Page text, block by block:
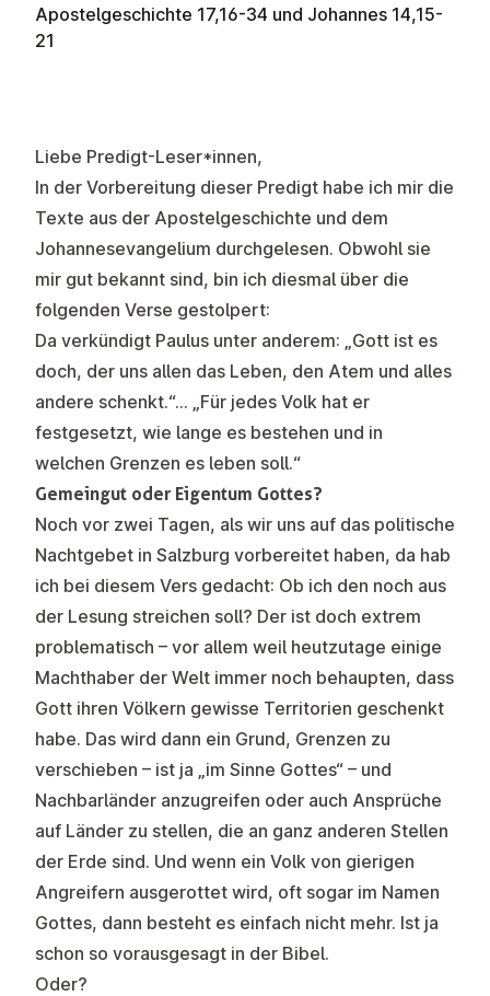
Apostelgeschichte 17,16-34 und Johannes 14,15-
21
Liebe Predigt-Leser*innen,
In der Vorbereitung dieser Predigt habe ich mir die
Texte aus der Apostelgeschichte und dem
Johannesevangelium durchgelesen. Obwohl sie
mir gut bekannt sind, bin ich diesmal über die
folgenden Verse gestolpert:
Da verkündigt Paulus unter anderem: „Gott ist es
doch, der uns allen das Leben, den Atem und alles
andere schenkt.“… „Für jedes Volk hat er
festgesetzt, wie lange es bestehen und in
welchen Grenzen es leben soll.“
Gemeingut oder Eigentum Gottes?
Noch vor zwei Tagen, als wir uns auf das politische
Nachtgebet in Salzburg vorbereitet haben, da hab
ich bei diesem Vers gedacht: Ob ich den noch aus
der Lesung streichen soll? Der ist doch extrem
problematisch – vor allem weil heutzutage einige
Machthaber der Welt immer noch behaupten, dass
Gott ihren Völkern gewisse Territorien geschenkt
habe. Das wird dann ein Grund, Grenzen zu
verschieben – ist ja „im Sinne Gottes“ – und
Nachbarländer anzugreifen oder auch Ansprüche
auf Länder zu stellen, die an ganz anderen Stellen
der Erde sind. Und wenn ein Volk von gierigen
Angreifern ausgerottet wird, oft sogar im Namen
Gottes, dann besteht es einfach nicht mehr. Ist ja
schon so vorausgesagt in der Bibel.
Oder?